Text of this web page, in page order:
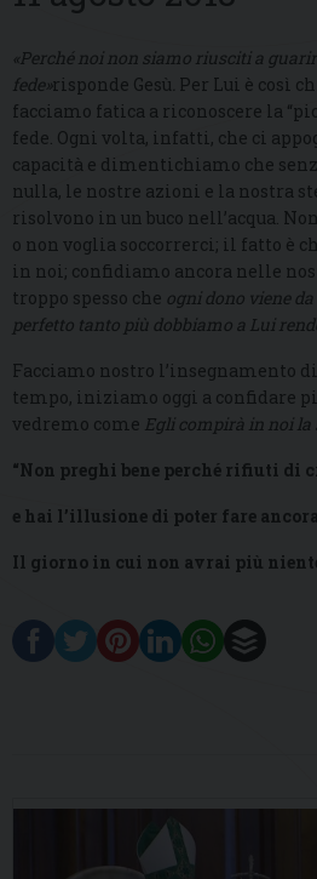
«Perché noi non siamo riusciti a
fede»risponde Gesù. Per Lui è così
facciamo fatica a riconoscere la
fede. Ogni volta, infatti, che ci
capacità e dimentichiamo che
nulla, le nostre azioni e la nostra
risolvono in un buco nell’acqua.
o non voglia soccorrerci; il fatto è
in noi; confidiamo ancora nelle
troppo spesso che ogni dono viene
perfetto tanto più dobbiamo a Lui
Facciamo nostro l’insegnamento
tempo, iniziamo oggi a confidare
vedremo come Egli compirà in noi la
“Non preghi bene perché rifiuti di
e hai l’illusione di poter fare ancora
Il giorno in cui non avrai più